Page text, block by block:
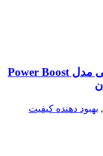
اکتان بوستر STP سوخت اس تی پی مدل Power Boost
, بهبود دهنده کیفیت